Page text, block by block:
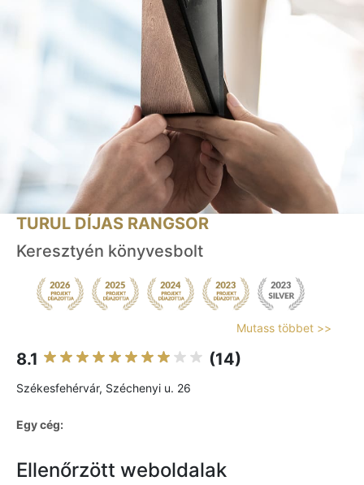
TURUL DÍJAS RANGSOR
Keresztyén könyvesbolt
Mutass többet >>
8.1 (14)
Székesfehérvár, Széchenyi u. 26
Egy cég:
Ellenőrzött weboldalak